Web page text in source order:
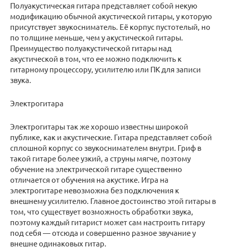
Полуакустическая гитара представляет собой некую
модификацию обычной акустической гитары, у которую
присутствует звукосниматель. Её корпус пустотелый, но
по толщине меньше, чем у акустической гитары.
Преимущество полуакустической гитары над
акустической в том, что ее можно подключить к
гитарному процессору, усилителю или ПК для записи
звука.
Электрогитара
Электрогитары так же хорошо известны широкой
публике, как и акустические. Гитара представляет собой
сплошной корпус со звукоснимателем внутри. Гриф в
такой гитаре более узкий, а струны мягче, поэтому
обучение на электрической гитаре существенно
отличается от обучения на акустике. Игра на
электрогитаре невозможна без подключения к
внешнему усилителю. Главное достоинство этой гитары в
том, что существует возможность обработки звука,
поэтому каждый гитарист может сам настроить гитару
под себя — отсюда и совершенно разное звучание у
внешне одинаковых гитар.